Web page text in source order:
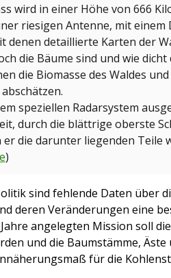
wird in einer Höhe von 666
riesigen Antenne, mit einem
denen detaillierte Karten der
die Bäume sind und wie
die Biomasse des Waldes
speziellen Radarsystem
durch die blättrige oberste
er die darunter liegenden Teile
)
sind fehlende Daten über
deren Veränderungen eine
angelegten Mission soll
und die Baumstämme,
für die